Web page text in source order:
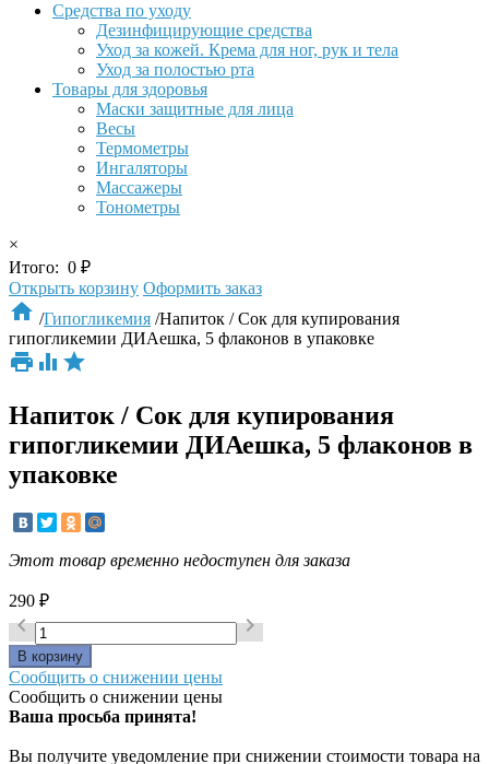
Средства по уходу
Дезинфицирующие средства
Уход за кожей. Крема для ног, рук и тела
Уход за полостью рта
Товары для здоровья
Маски защитные для лица
Весы
Термометры
Ингаляторы
Массажеры
Тонометры
×
Итого: 0 ₽
Открыть корзину Оформить заказ
 /Гипогликемия /Напиток / Сок для купирования
гипогликемии ДИАешка, 5 флаконов в упаковке
  
Напиток / Сок для купирования
гипогликемии ДИАешка, 5 флаконов в
упаковке
Этот товар временно недоступен для заказа
290 ₽
 
Сообщить о снижении цены
Сообщить о снижении цены
Ваша просьба принята!
Вы получите уведомление при снижении стоимости товара на